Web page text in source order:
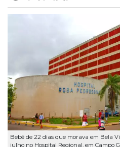
Bebê de 22 dias que morava em Bela
julho no Hospital Regional, em Campo